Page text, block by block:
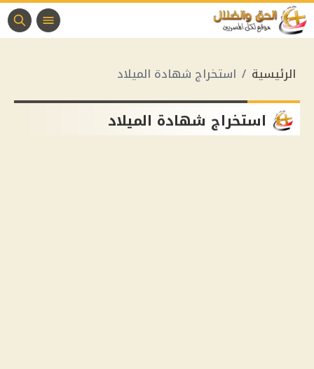
الرئيسية استخراج شهادة الميلاد
استخراج شهادة الميلاد